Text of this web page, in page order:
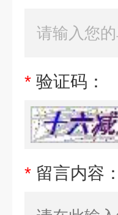
* 验证码：
* 留言内容：